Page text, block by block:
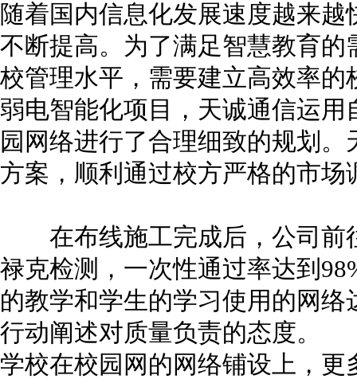
随着国内信息化发展速度越来
不断提高。为了满足智慧教育
校管理水平，需要建立高效率
弱电智能化项目，天诚通信运
园网络进行了合理细致的规划
方案，顺利通过校方严格的市场
在布线施工完成后，公司前
禄克检测，一次性通过率达到
的教学和学生的学习使用的网
行动阐述对质量负责的态度。
学校在校园网的网络铺设上，